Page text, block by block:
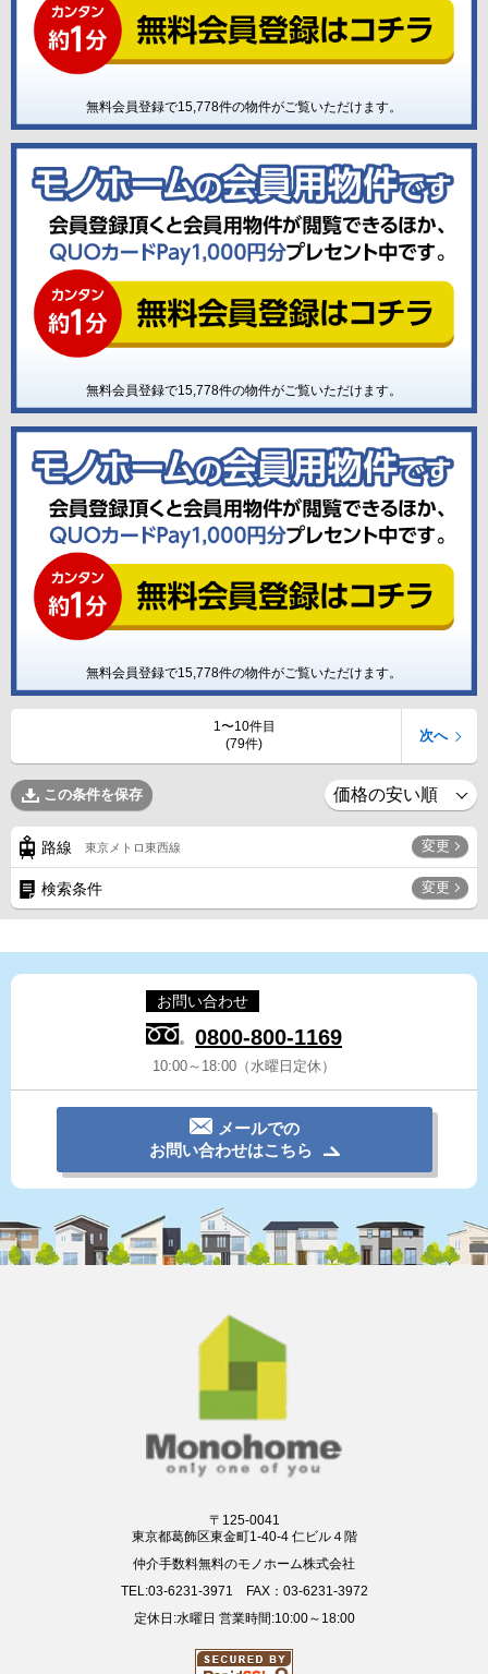
無料会員登録で15,778件の物件がご覧いただけます。
無料会員登録で15,778件の物件がご覧いただけます。
無料会員登録で15,778件の物件がご覧いただけます。
1〜10件目
(79件)
次へ
この条件を保存
路線 東京メトロ東西線 変更
検索条件 変更
お問い合わせ
0800-800-1169
10:00～18:00（水曜日定休）
メールでの
お問い合わせはこちら
〒125-0041
東京都葛飾区東金町1-40-4 仁ビル４階
仲介手数料無料のモノホーム株式会社
TEL:03-6231-3971 FAX：03-6231-3972
定休日:水曜日 営業時間:10:00～18:00